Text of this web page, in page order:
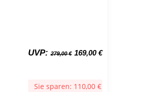
UVP: 279,00€ Ursprünglicher
279,00 €
169,00€Aktueller
Sie sparen: 110,00 €